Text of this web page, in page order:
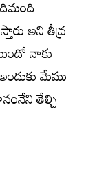
అని తీవ్ర
నాకు
మేము
తేల్చి